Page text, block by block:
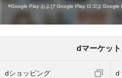
Google Play および Google Play ロゴは Google
dマーケッ
dショッピング d